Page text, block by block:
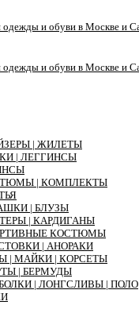
| ЖИЛЕТЫ
| ЛЕГГИНСЫ
| КОМПЛЕКТЫ
| БЛУЗЫ
| КАРДИГАНЫ
КОСТЮМЫ
| АНОРАКИ
| МАЙКИ | КОРСЕТЫ
| БЕРМУДЫ
| ЛОНГСЛИВЫ | ПОЛО